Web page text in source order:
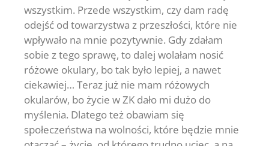
wszystkim. Przede wszystkim, czy dam radę
odejść od towarzystwa z przeszłości, które nie
wpływało na mnie pozytywnie. Gdy zdałam
sobie z tego sprawę, to dalej wolałam nosić
różowe okulary, bo tak było lepiej, a nawet
ciekawiej… Teraz już nie mam różowych
okularów, bo życie w ZK dało mi dużo do
myślenia. Dlatego też obawiam się
społeczeństwa na wolności, które będzie mnie